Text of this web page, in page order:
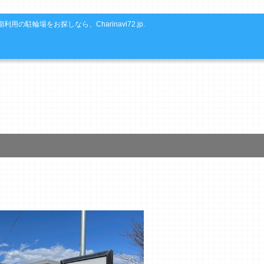
利用の駐輪場をお探しなら、Charinavi72.jp.